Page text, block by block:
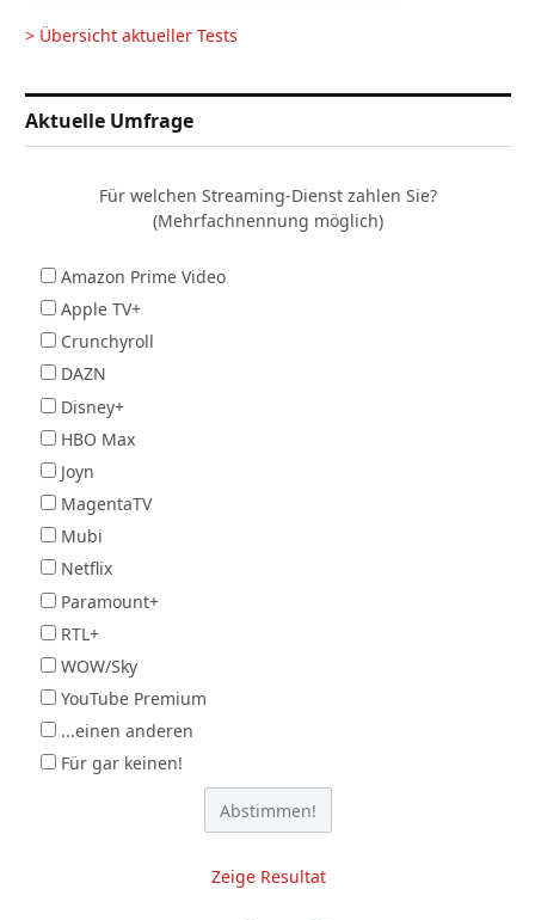
> Übersicht aktueller Tests
Aktuelle Umfrage
Für welchen Streaming-Dienst zahlen Sie?
(Mehrfachnennung möglich)
Amazon Prime Video
Apple TV+
Crunchyroll
DAZN
Disney+
HBO Max
Joyn
MagentaTV
Mubi
Netflix
Paramount+
RTL+
WOW/Sky
YouTube Premium
...einen anderen
Für gar keinen!
Zeige Resultat